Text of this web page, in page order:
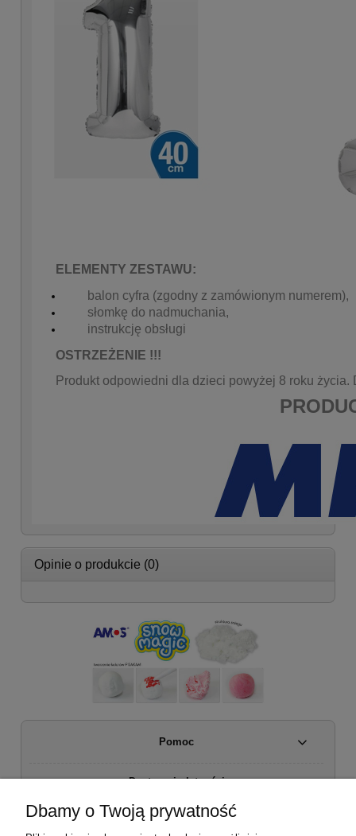
ELEMENTY ZESTAWU:
balon cyfra (zgodny z zamówionym numerem),
słomkę do nadmuchania,
instrukcję obsługi
OSTRZEŻENIE !!!
Produkt odpowiedni dla dzieci powyżej 8 roku
Opinie o produkcie (0)
Pomoc
Dostawa i płatności
Moje konto
Dbamy o Twoją prywatność